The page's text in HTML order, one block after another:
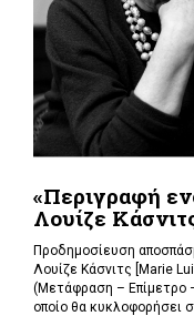
«Περιγραφή
Λουίζε
Προδημοσίευση
Λουίζε Κάσνιτς [Marie
(Μετάφραση – Επίμετρο
οποίο θα κυκλοφορήσει